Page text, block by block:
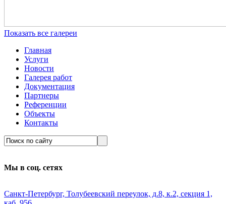
Показать все галереи
Главная
Услуги
Новости
Галерея работ
Документация
Партнеры
Референции
Объекты
Контакты
Мы в соц. сетях
Санкт-Петербург, Толубеевский переулок, д.8, к.2, секция 1,